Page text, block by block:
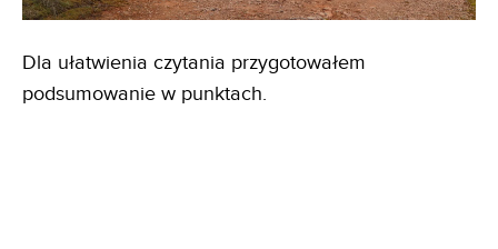
Dla ułatwienia czytania przygotowałem
podsumowanie w punktach.